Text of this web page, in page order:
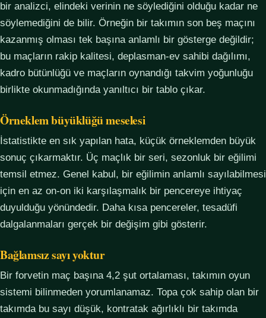
bir analizci, elindeki verinin ne söylediğini olduğu kadar ne
söylemediğini de bilir. Örneğin bir takımın son beş maçını
kazanmış olması tek başına anlamlı bir gösterge değildir;
bu maçların rakip kalitesi, deplasman-ev sahibi dağılımı,
kadro bütünlüğü ve maçların oynandığı takvim yoğunluğu
birlikte okunmadığında yanıltıcı bir tablo çıkar.
Örneklem büyüklüğü meselesi
İstatistikte en sık yapılan hata, küçük örneklemden büyük
sonuç çıkarmaktır. Üç maçlık bir seri, sezonluk bir eğilimi
temsil etmez. Genel kabul, bir eğilimin anlamlı sayılabilmesi
için en az on-on iki karşılaşmalık bir pencereye ihtiyaç
duyulduğu yönündedir. Daha kısa pencereler, tesadüfi
dalgalanmaları gerçek bir değişim gibi gösterir.
Bağlamsız sayı yoktur
Bir forvetin maç başına 4,2 şut ortalaması, takımın oyun
sistemi bilinmeden yorumlanamaz. Topa çok sahip olan bir
takımda bu sayı düşük, kontratak ağırlıklı bir takımda